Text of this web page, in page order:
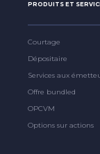
PRODUITS ET
Courtage
Dépositaire
Services aux
Offre bundled
OPCVM
Options sur actions